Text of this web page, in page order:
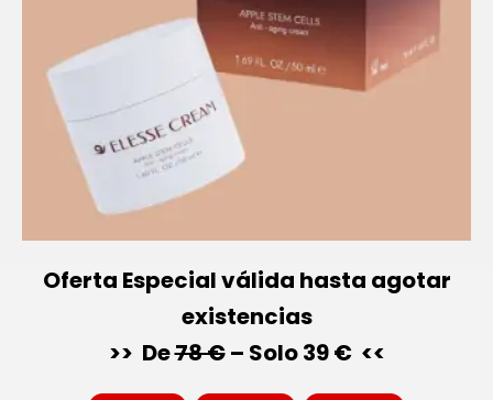
Oferta Especial válida hasta agotar
existencias
>> De78 €– Solo 39 € <<